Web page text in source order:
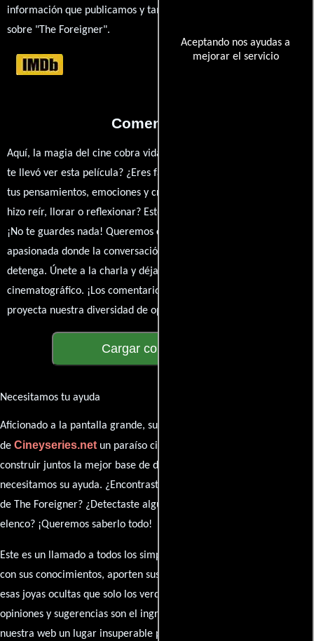
Aceptando nos ayudas a
mejorar el servicio
información que publicamos y también ampliar tu conocimiento
sobre "The Foreigner".
Comentarios
Aquí, la magia del cine cobra vida a través de tus opiniones. ¿Qué
te llevó ver esta película? ¿Eres fan de Ivo Ferreira,? Comparte
tus pensamientos, emociones y críticas sobre The Foreigner. ¿Te
hizo reír, llorar o reflexionar? Este es el lugar para expresarlo.
¡No te guardes nada! Queremos construir una comunidad
apasionada donde la conversación sobre cine y series nunca se
detenga. Únete a la charla y déjanos conocer tu mundo
cinematográfico. ¡Los comentarios son la pantalla donde se
proyecta nuestra diversidad de opiniones!
Cargar comentarios
Necesitamos tu ayuda
Aficionado a la pantalla grande, su participación es clave para hacer
de Cineyseries.netun paraíso cinéfilo completo. Queremos
construir juntos la mejor base de datos cinematográfica, pero
necesitamos su ayuda. ¿Encontraste algún dato faltante en la ficha
de The Foreigner? ¿Detectaste algún error en la sinopsis o el
elenco? ¡Queremos saberlo todo!
Este es un llamado a todos los simpatizantes del cine: contribuyan
con sus conocimientos, aporten sus descubrimientos y compartan
esas joyas ocultas que solo los verdaderos fanáticos conocen. Sus
opiniones y sugerencias son el ingrediente secreto que hará de
nuestra web un lugar insuperable para los amantes del celuloide.